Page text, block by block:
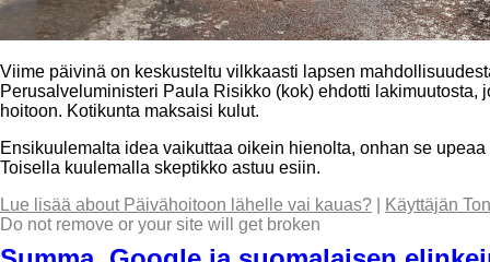
Viime päivinä on keskusteltu vilkkaasti lapsen
Perusalveluministeri Paula Risikko (kok) ehdotti
hoitoon. Kotikunta maksaisi kulut.
Ensikuulemalta idea vaikuttaa oikein hienolta, onhan se
Toisella kuulemalla skeptikko astuu esiin.
Lue lisää about Päivähoitoon lähelle vai kauas?
Käyttäjän
Do not remove or your site will get broken